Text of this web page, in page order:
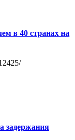
в 40 странах на
задержания